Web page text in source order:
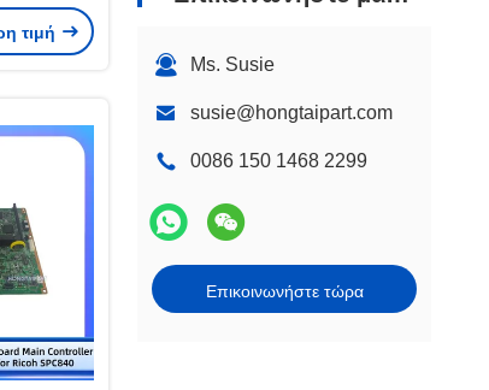
Ms. Susie
susie@hongtaipart.com
0086 150 1468 2299
Επικοινωνήστε τώρα
6555
τιμή